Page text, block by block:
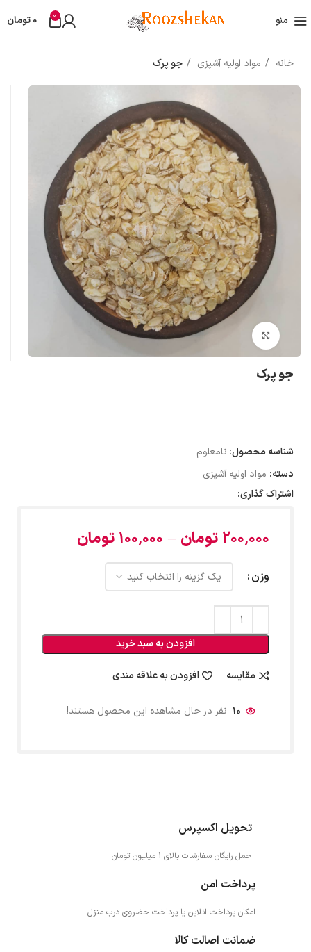
منو 0
0 تومان
خانه مواد اولیه آشپزی جو پرک
بزرگنمایی تصویر
جو پرک
شناسه محصول: نامعلوم
دسته: مواد اولیه آشپزی
اشتراک گذاری:
200,000 تومان –
100,000 تومان
وزن
افزودن به سبد خرید
مقایسه افزودن به علاقه مندی
10 نفر در حال مشاهده این محصول هستند!
تحویل اکسپرس
حمل رایگان سفارشات بالای 1 میلیون تومان
پرداخت امن
امکان پرداخت انلاین یا پرداخت حضروی درب منزل
ضمانت اصالت کالا